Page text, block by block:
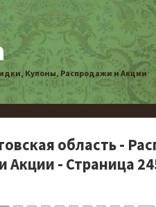
Купоны, Распродажи и Акции
область -
Акции - Страница